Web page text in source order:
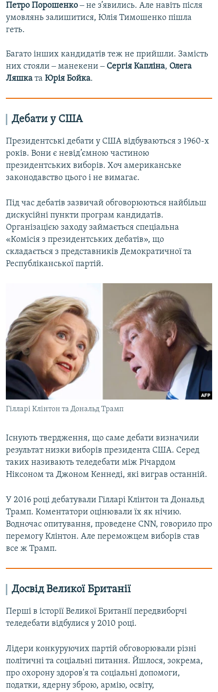
Петро Порошенко‒ не з’явились. Але навіть після
умовлянь залишитися, Юлія Тимошенко пішла
геть.
Багато інших кандидатів теж не прийшли. Замість
них стояли ‒ манекени ‒ Сергія Капліна, Олега
Ляшка та Юрія Бойка.
Дебати у США
Президентські дебати у США відбуваються з 1960-х
років. Вони є невід’ємною частиною
президентських виборів. Хоч американське
законодавство цього і не вимагає.
Під час дебатів зазвичай обговорюються найбільш
дискусійні пункти програм кандидатів.
Організацією заходу займається спеціальна
«Комісія з президентських дебатів», що
складається з представників Демократичної та
Республіканської партій.
Гілларі Клінтон та Дональд Трамп
Існують твердження, що саме дебати визначили
результат низки виборів президента США. Серед
таких називають теледебати між Річардом
Ніксоном та Джоном Кеннеді, які виграв останній.
У 2016 році дебатували Гілларі Клінтон та Дональд
Трамп. Коментатори оцінювали їх як нічию.
Водночас опитування, проведене CNN, говорило про
перемогу Клінтон. Але переможцем виборів став
все ж Трамп.
Досвід Великої Британії
Перші в історії Великої Британії передвиборчі
теледебати відбулися у 2010 році.
Лідери конкуруючих партій обговорювали різні
політичні та соціальні питання. Йшлося, зокрема,
про охорону здоров'я та соціальні допомоги,
податки, ядерну зброю, армію, освіту,